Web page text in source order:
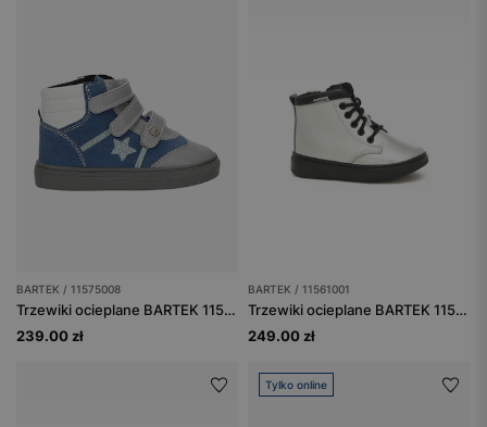
BARTEK / 11575008
Trzewiki ocieplane BARTEK 11575008, niebiesko-szary
239.00 zł
BARTEK / 11561001
Trzewiki ocieplane BARTEK 11561001, dla dziewcząt, srebrny
249.00 zł
Tylko online